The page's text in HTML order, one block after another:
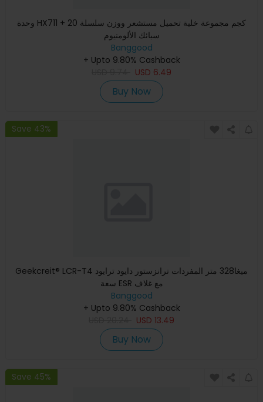
وحدة HX711 + 20 كجم مجموعة خلية تحميل مستشعر ووزن سلسلة
سبائك الألومنيوم
Banggood
+ Upto 9.80% Cashback
USD 6.49
Buy Now
Save 43%
Geekcreit® LCR-T4 ميغا328 متر المفردات ترانزستور دايود ترايود
سعة ESR مع غلاف
Banggood
+ Upto 9.80% Cashback
USD 13.49
Buy Now
Save 45%